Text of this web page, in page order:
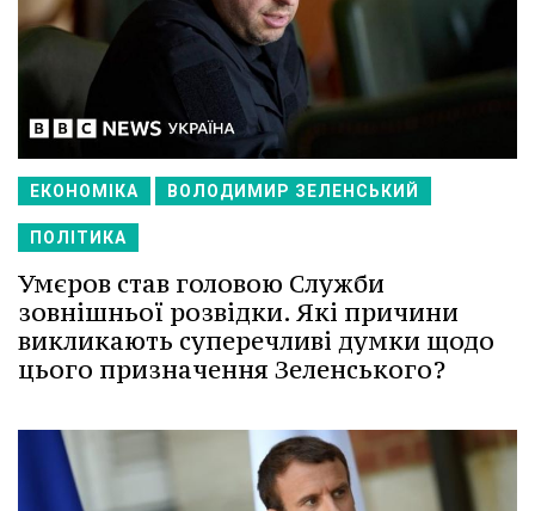
ЕКОНОМІКА ВОЛОДИМИР ЗЕЛЕНСЬКИЙ
ПОЛІТИКА
Умєров став головою Служби
зовнішньої розвідки. Які причини
викликають суперечливі думки щодо
цього призначення Зеленського?